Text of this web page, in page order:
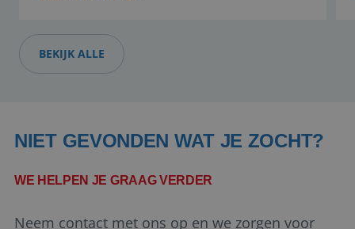
BEKIJK ALLE
NIET GEVONDEN WAT JE ZOCHT?
WE HELPEN JE GRAAG VERDER
Neem contact met ons op en we zorgen voor
www.google.com